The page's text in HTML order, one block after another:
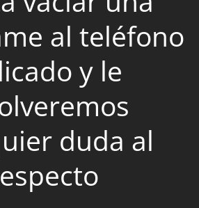
al teléfono
y le
duda al